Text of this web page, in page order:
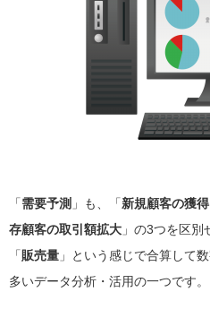
「需要予測 」も、「新規顧客の獲得
存顧客の取引額拡大 」の3つを区別
「販売量 」という感じで合算して
多いデータ分析・活用の一つです。